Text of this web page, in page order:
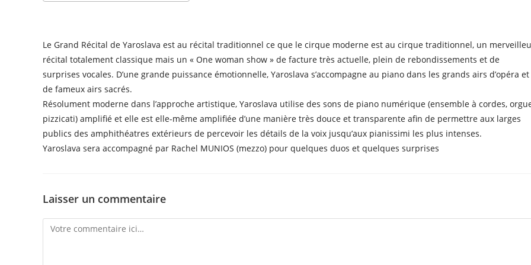
Le Grand Récital de Yaroslava est au récital traditionnel ce que le cirque moderne est au cirque traditionnel, un
récital totalement classique mais un « One woman show » de facture très actuelle, plein de rebondissements et de
surprises vocales. D’une grande puissance émotionnelle, Yaroslava s’accompagne au piano dans les grands airs d’opéra et
de fameux airs sacrés.
Résolument moderne dans l’approche artistique, Yaroslava utilise des sons de piano numérique (ensemble à cordes,
pizzicati) amplifié et elle est elle-même amplifiée d’une manière très douce et transparente afin de permettre aux larges
publics des amphithéatres extérieurs de percevoir les détails de la voix jusqu’aux pianissimi les plus intenses.
Yaroslava sera accompagné par Rachel MUNIOS (mezzo) pour quelques duos et quelques surprises
Laisser un commentaire